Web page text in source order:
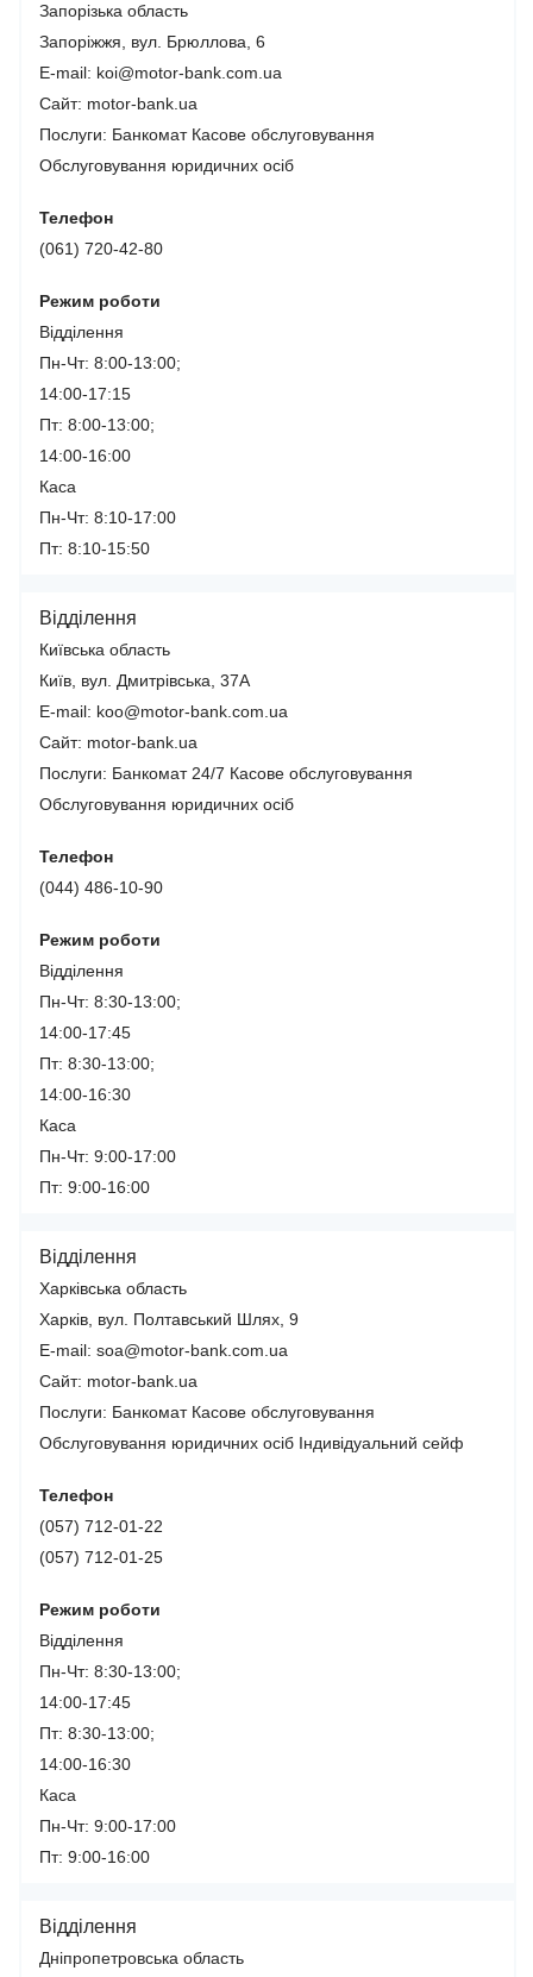
Запорізька область
Запоріжжя, вул. Брюллова, 6
E-mail: koi@motor-bank.com.ua
Сайт: motor-bank.ua
Послуги: Банкомат Касове обслуговування
Обслуговування юридичних осіб
Телефон
(061) 720-42-80
Режим роботи
Відділення
Пн-Чт: 8:00-13:00;
14:00-17:15
Пт: 8:00-13:00;
14:00-16:00
Каса
Пн-Чт: 8:10-17:00
Пт: 8:10-15:50
Відділення
Київська область
Київ, вул. Дмитрівська, 37А
E-mail: koo@motor-bank.com.ua
Сайт: motor-bank.ua
Послуги: Банкомат 24/7 Касове обслуговування
Обслуговування юридичних осіб
Телефон
(044) 486-10-90
Режим роботи
Відділення
Пн-Чт: 8:30-13:00;
14:00-17:45
Пт: 8:30-13:00;
14:00-16:30
Каса
Пн-Чт: 9:00-17:00
Пт: 9:00-16:00
Відділення
Харківська область
Харків, вул. Полтавський Шлях, 9
E-mail: soa@motor-bank.com.ua
Сайт: motor-bank.ua
Послуги: Банкомат Касове обслуговування
Обслуговування юридичних осіб Індивідуальний сейф
Телефон
(057) 712-01-22
(057) 712-01-25
Режим роботи
Відділення
Пн-Чт: 8:30-13:00;
14:00-17:45
Пт: 8:30-13:00;
14:00-16:30
Каса
Пн-Чт: 9:00-17:00
Пт: 9:00-16:00
Відділення
Дніпропетровська область